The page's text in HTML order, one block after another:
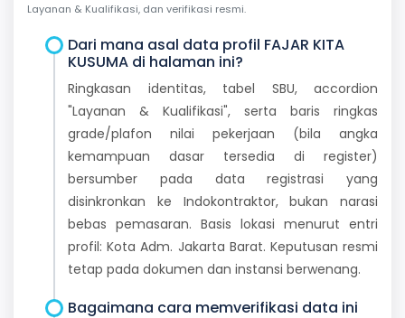
Layanan & Kualifikasi, dan verifikasi resmi.
Dari mana asal data profil FAJAR KITA
KUSUMA di halaman ini?
Ringkasan identitas, tabel SBU, accordion
"Layanan & Kualifikasi", serta baris ringkas
grade/plafon nilai pekerjaan (bila angka
kemampuan dasar tersedia di register)
bersumber pada data registrasi yang
disinkronkan ke Indokontraktor, bukan narasi
bebas pemasaran. Basis lokasi menurut entri
profil: Kota Adm. Jakarta Barat. Keputusan resmi
tetap pada dokumen dan instansi berwenang.
Bagaimana cara memverifikasi data ini